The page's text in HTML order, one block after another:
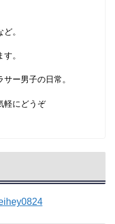
。
。
ー男子の日常。
軽にどうぞ